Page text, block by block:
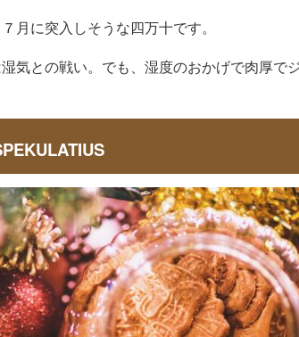
月に突入しそうな四万十です。
気との戦い。でも、湿度のおかげで肉厚で